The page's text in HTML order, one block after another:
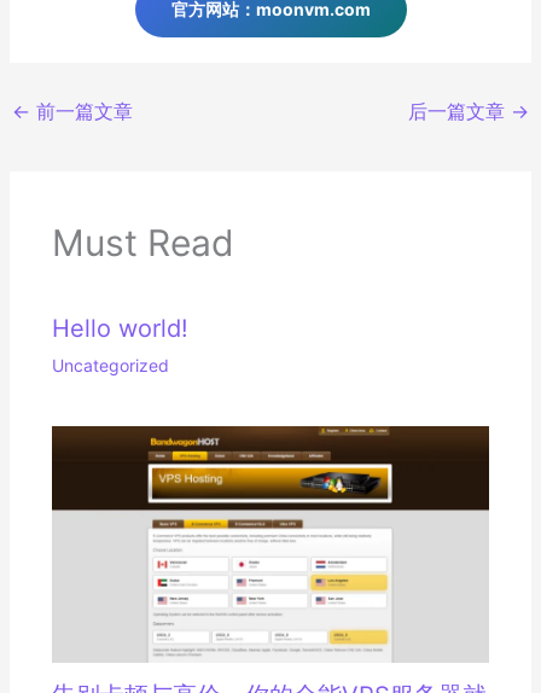
官方网站：moonvm.com
← 前一篇文章 后一篇文章 →
Must Read
Hello world!
Uncategorized